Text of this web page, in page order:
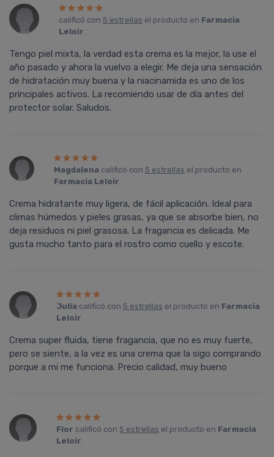
calificó con 5 estrellas el producto en Farmacia
Leloir.
Tengo piel mixta, la verdad esta crema es la mejor, la use el
año pasado y ahora la vuelvo a elegir. Me deja una sensación
de hidratación muy buena y la niacinamida es uno de los
principales activos. La recomiendo usar de día antes del
protector solar. Saludos.
Magdalena calificó con 5 estrellas el producto en
Farmacia Leloir.
Crema hidratante muy ligera, de fácil aplicación. Ideal para
climas húmedos y pieles grasas, ya que se absorbe bien, no
deja residuos ni piel grasosa. La fragancia es delicada. Me
gusta mucho tanto para el rostro como cuello y escote.
Julia calificó con 5 estrellas el producto en Farmacia
Leloir.
Crema super fluida, tiene fragancia, que no es muy fuerte,
pero se siente, a la vez es una crema que la sigo comprando
porque a mi me funciona. Precio calidad, muy bueno
Flor calificó con 5 estrellas el producto en Farmacia
Leloir.